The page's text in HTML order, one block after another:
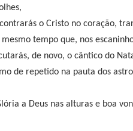
o Cristo no coração,
mesmo tempo que, nos
de novo, o cântico do
de repetido na pauta dos
a Deus nas alturas e boa